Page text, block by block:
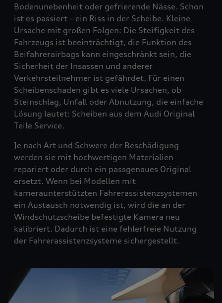
Bodenunebenheit oder gefrierende Nässe. Schon
ist es passiert – ein Riss in der Scheibe. Kleine
Ursache mit großen Folgen: Die Steifigkeit des
Fahrzeugs ist beeinträchtigt, die Funktion des
Beifahrerairbags kann eingeschränkt sein, die
Sicherheit der Insassen und anderer
Verkehrsteilnehmer ist gefährdet. Für einen
Scheibenschaden gibt es viele Ursachen, ob
Steinschlag, Unfall oder Abnutzung, die einfache
Lösung lautet: Scheiben aus dem Audi Original
Teile Service.
Je nach Art und Schwere der Beschädigung
werden sie mit hochwertigen Materialien
repariert oder durch ein passgenaues Original
ersetzt. Wenn bei Modellen mit
kameraunterstützten Fahrerassistenzsystemen
ein Austausch notwendig ist, wird die an der
Windschutzscheibe befestigte Kamera neu
kalibriert. Dadurch ist eine fehlerfreie Nutzung
der Fahrerassistenzsysteme sichergestellt.